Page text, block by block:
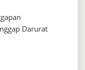
Darurat